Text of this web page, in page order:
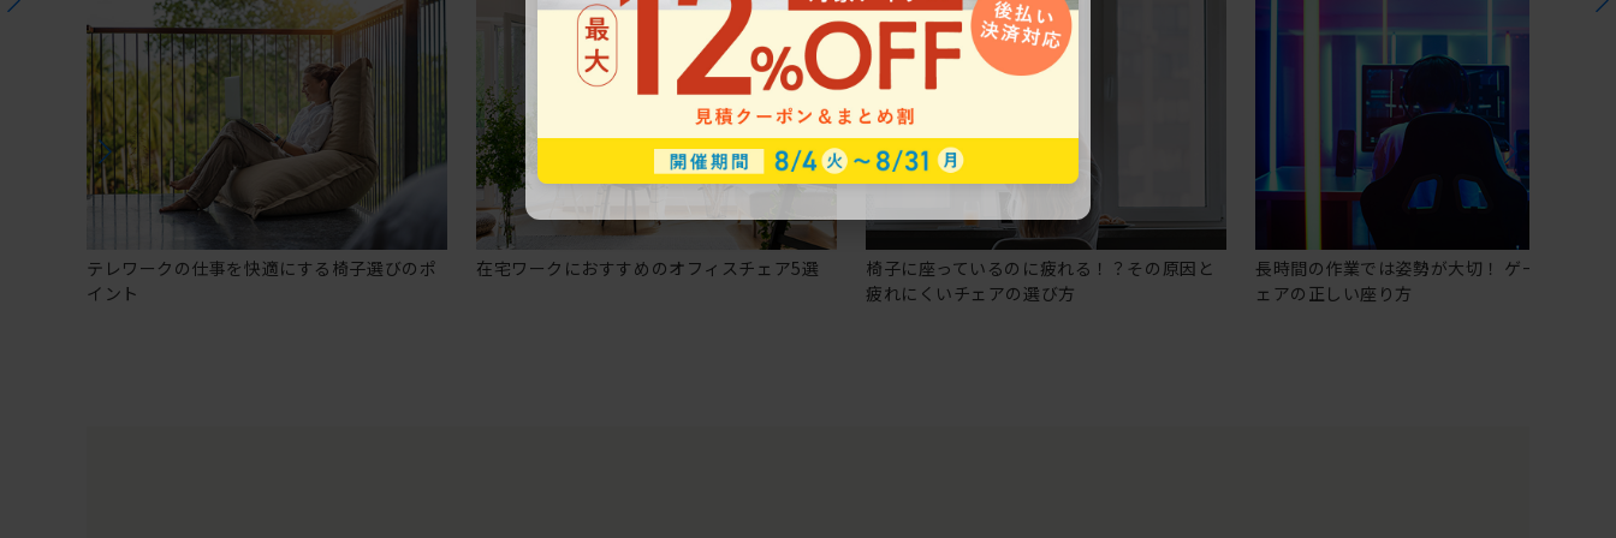
テレワークの仕事を快適にする椅子選びのポ
イント
在宅ワークにおすすめのオフィスチェア5選
椅子に座っているのに疲れる！？その原因と
疲れにくいチェアの選び方
長時間の作業では姿勢が大切！ ゲーミングチ
ェアの正しい座り方